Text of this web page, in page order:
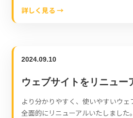
詳しく見る →
2024.09.10
ウェブサイトをリニュー
より分かりやすく、使いやすいウェ
全面的にリニューアルいたしました